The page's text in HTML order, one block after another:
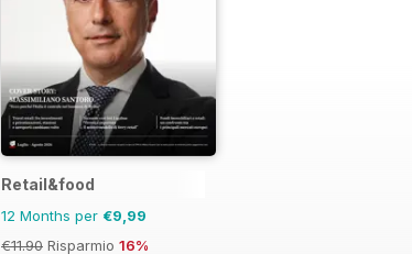
Retail&food
12 Months per €9,99
€11.90 Risparmio 16%